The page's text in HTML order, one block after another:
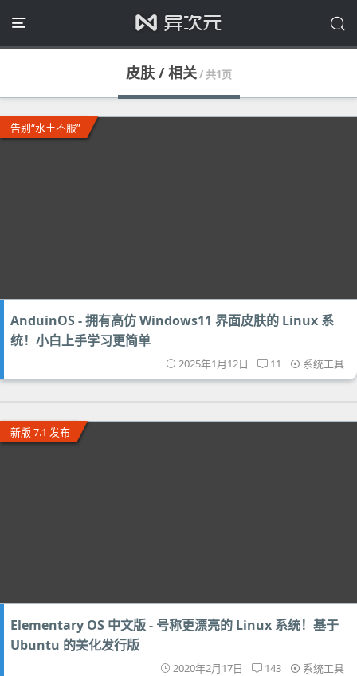
皮肤 / 相关/ 共1页
告别“水土不服”
AnduinOS - 拥有高仿 Windows11 界面皮肤的 Linux 系
统！小白上手学习更简单
2025年1月12日 11 系统工具
新版 7.1 发布
Elementary OS 中文版 - 号称更漂亮的 Linux 系统！基于
Ubuntu 的美化发行版
2020年2月17日 143 系统工具